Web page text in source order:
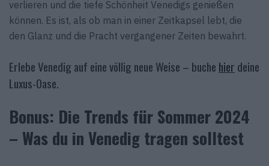
verlieren und die tiefe Schönheit Venedigs genießen
können. Es ist, als ob man in einer Zeitkapsel lebt, die
den Glanz und die Pracht vergangener Zeiten bewahrt.
Erlebe Venedig auf eine völlig neue Weise – buche hier deine
Luxus-Oase.
Bonus: Die Trends für Sommer 2024
– Was du in Venedig tragen solltest